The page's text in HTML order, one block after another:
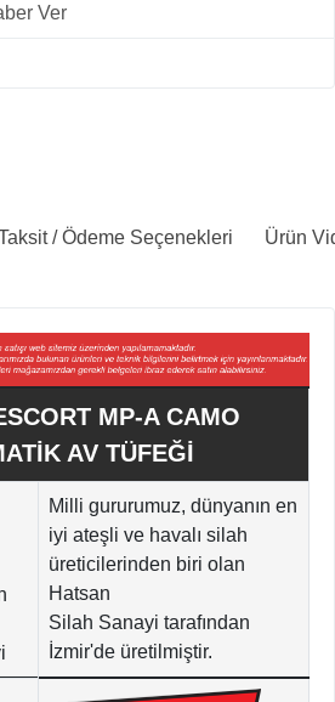
Ver
/ Ödeme Seçenekleri Ürün
MP-A CAMO
AV TÜFEĞİ
Milli gururumuz, dünyanın en
iyi ateşli ve havalı silah
üreticilerinden biri olan
Hatsan
Silah Sanayi tarafından
İzmir'de üretilmiştir.